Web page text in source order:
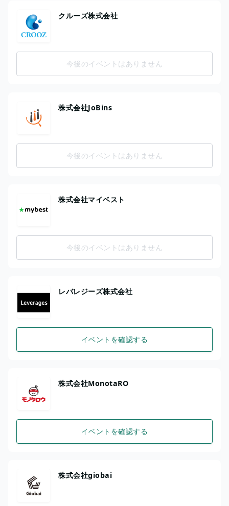
クルーズ株式会社
今後のイベントはありません
株式会社JoBins
今後のイベントはありません
株式会社マイベスト
今後のイベントはありません
レバレジーズ株式会社
イベントを確認する
株式会社MonotaRO
イベントを確認する
株式会社giobai